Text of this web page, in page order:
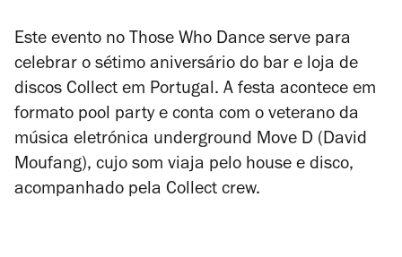
Este evento no Those Who Dance serve para
celebrar o sétimo aniversário do bar e loja de
discos Collect em Portugal. A festa acontece em
formato pool party e conta com o veterano da
música eletrónica underground Move D (David
Moufang), cujo som viaja pelo house e disco,
acompanhado pela Collect crew.